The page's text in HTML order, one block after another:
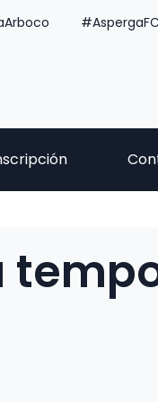
#AspergaFC